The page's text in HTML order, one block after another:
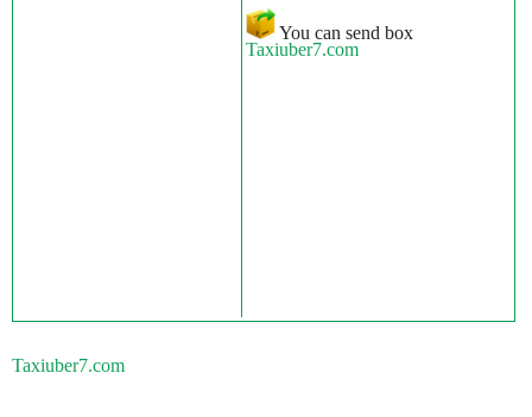
You can send box
Taxiuber7.com
Taxiuber7.com